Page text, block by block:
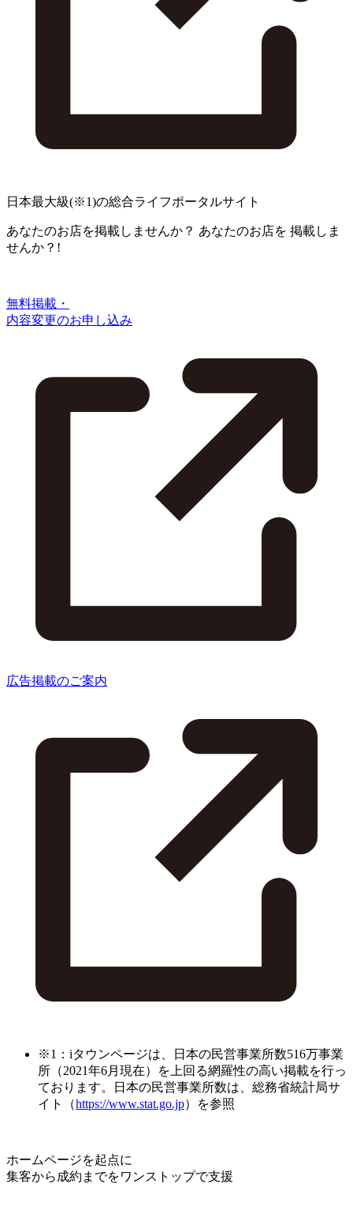
日本最大級(※1)の総合ライフポータルサイト
あなたのお店を掲載しませんか？ あなたのお店を 掲載しま
せんか？!
無料掲載・
内容変更のお申し込み
広告掲載のご案内
※1：iタウンページは、日本の民営事業所数516万事業
所（2021年6月現在）を上回る網羅性の高い掲載を行っ
ております。日本の民営事業所数は、総務省統計局サ
イト（https://www.stat.go.jp）を参照
ホームページを起点に
集客から成約までをワンストップで支援